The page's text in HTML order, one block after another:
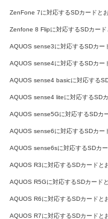
ZenFone 7に対応するSDカードと
Zenfone 8 Flipに対応するSDカード
AQUOS sense3に対応するSDカー
AQUOS sense4に対応するSDカー
AQUOS sense4 basicに対応する
AQUOS sense4 liteに対応するSD
AQUOS sense5Gに対応するSDカ
AQUOS sense6に対応するSDカー
AQUOS sense6sに対応するSDカ
AQUOS R3に対応するSDカードと
AQUOS R5Gに対応するSDカード
AQUOS R6に対応するSDカードと
AQUOS R7に対応するSDカードと